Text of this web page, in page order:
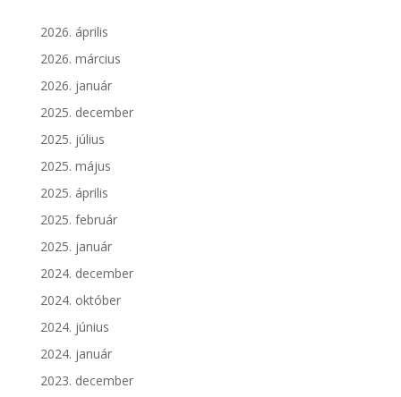
2026. április
2026. március
2026. január
2025. december
2025. július
2025. május
2025. április
2025. február
2025. január
2024. december
2024. október
2024. június
2024. január
2023. december